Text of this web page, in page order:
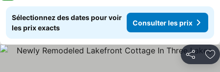
Sélectionnez des dates pour voir
les prix exacts
Consulter les prix
Partager